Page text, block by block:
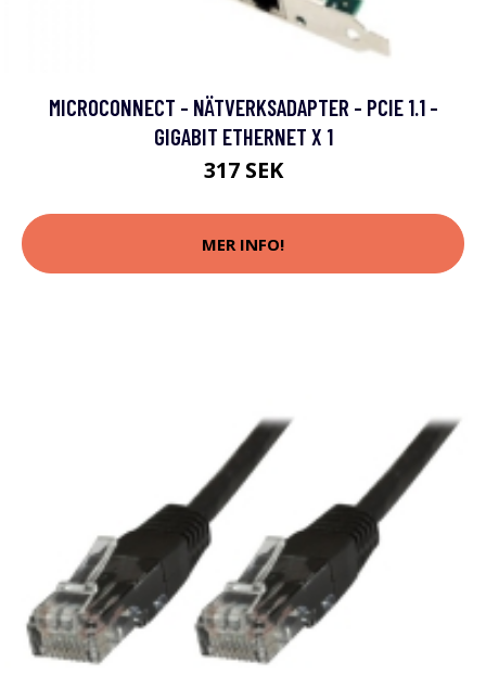
MICROCONNECT - NÄTVERKSADAPTER - PCIE 1.1 -
GIGABIT ETHERNET X 1
317 SEK
MER INFO!